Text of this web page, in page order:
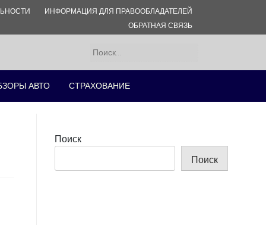
ИНФОРМАЦИЯ ДЛЯ ПРАВООБЛАДАТЕЛЕЙ
ОБРАТНАЯ СВЯЗЬ
Найти:
АВТО СТРАХОВАНИЕ
Поиск
Поиск